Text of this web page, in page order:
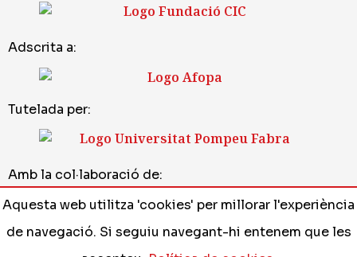
Adscrita a:
Tutelada per:
Amb la col·laboració de:
Aquesta web utilitza 'cookies' per millorar l'experiència
de navegació. Si seguiu navegant-hi entenem que les